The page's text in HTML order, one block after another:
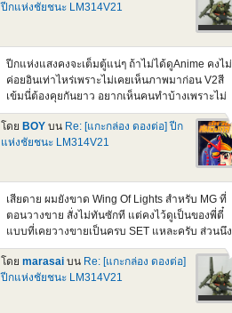
bandai-mg-1100-cluster-gundam-mission.html
แอบเศร้าใจ ทำไมออก 2nd Batch แล้วมันขยับ
เลยไม่ได้สอยตามคุณ BOY แต่ไว้ค่อยหาเก็บร้าน
ลดราคาเอาแหละ ความอยากน้อยลงนิดหน่อย
เพราะมี Ver เก่าไว้นานละกะ ตัวถือปืน AKA ทำเอา
งงมาก RE-GZ Custom ถือ AKA ซะงั้นจุดขยับใหม่
มันเลยได้มาจากตัวนี้แหละ ชิ้นส่วนเหลือเลยเยอะ
เลยแต่ไม่สามารถขึ้นได้ครบทั้งตัว
ปีกแห่งชัยชนะ LM314V21
ปีกแห่งแสงคงจะเต็มตู้แน่ๆ ถ้าไม่ได้ดูAnime คงไม่
ค่อยอินเท่าไหร่เพราะไม่เคยเห็นภาพมาก่อน V2สี
เข้มนี่ต้องคุยกันยาว อยากเห็นคนทำบ้างเพราะไม่
ค่อยเห็นใครประกอบและทำสีเท่าไหร่เลย
F90ติดPack นี่ก็สวยๆหลายตัวนะครับ มีชอบPack
ไหนพิเศษไหม ว่าจะหามาลองใส่ F80บ้าง ว่าแต่จะ
หาดู Victory sub Thai ยากเหมือนกันนะครับ ท้าย
โดย BOY บน Re: [แกะกล่อง ดองต่อ] ปีก
แห่งชัยชนะ LM314V21
เสียดาย ผมยังขาด Wing Of Lights สำหรับ MG ที่
ตอนวางขาย สั่งไม่ทันซักที แต่คงไว้ดูเป็นของพี่ตี๋
แบบที่เคยวางขายเป็นครบ SET แหละครับ ส่วนนึง
จะเอาตัวหุ่น V2 มาทำสีเข้ม ให้เป็นตัวในภาค
crossbone ที่ Bandai ยังไม่ทำ ส่วนตัว ชอบหุ่นประ
หลาดๆ ในภาค steel 7 ทีเป็นภาคเกี่ยวเนื่องกับ
Crossbone, F90 และ Victory ตอนนี้ ที่นอกเหนือ
โดย marasai บน Re: [แกะกล่อง ดองต่อ]
ปีกแห่งชัยชนะ LM314V21